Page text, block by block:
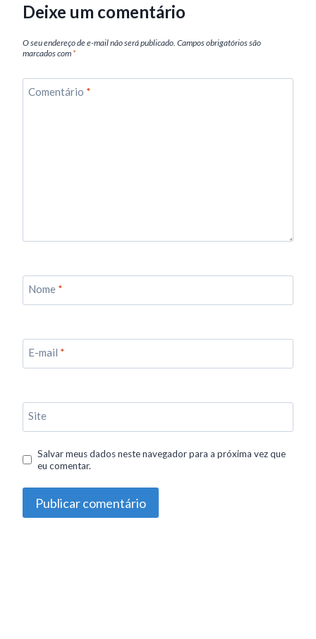
Deixe um comentário
O seu endereço de e-mail não será publicado. Campos obrigatórios são
marcados com *
Comentário *
Nome *
E-mail *
Site
Salvar meus dados neste navegador para a próxima vez que
eu comentar.